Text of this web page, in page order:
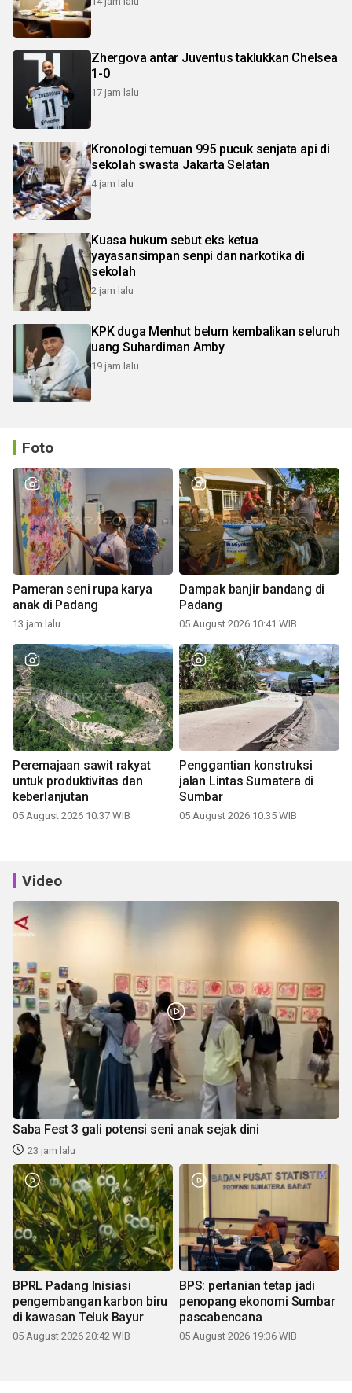
Zhergova antar Juventus taklukkan Chelsea
1-0
17 jam lalu
Kronologi temuan 995 pucuk senjata api di
sekolah swasta Jakarta Selatan
4 jam lalu
Kuasa hukum sebut eks ketua
yayasansimpan senpi dan narkotika di
sekolah
2 jam lalu
KPK duga Menhut belum kembalikan seluruh
uang Suhardiman Amby
19 jam lalu
Foto
Pameran seni rupa karya
anak di Padang
13 jam lalu
Dampak banjir bandang di
Padang
05 August 2026 10:41 WIB
Peremajaan sawit rakyat
untuk produktivitas dan
keberlanjutan
05 August 2026 10:37 WIB
Penggantian konstruksi
jalan Lintas Sumatera di
Sumbar
05 August 2026 10:35 WIB
Video
Saba Fest 3 gali potensi seni anak sejak dini
23 jam lalu
BPRL Padang Inisiasi
pengembangan karbon biru
di kawasan Teluk Bayur
05 August 2026 20:42 WIB
BPS: pertanian tetap jadi
penopang ekonomi Sumbar
pascabencana
05 August 2026 19:36 WIB